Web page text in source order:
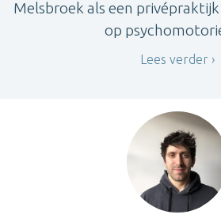
Melsbroek als een
op
Lees verder